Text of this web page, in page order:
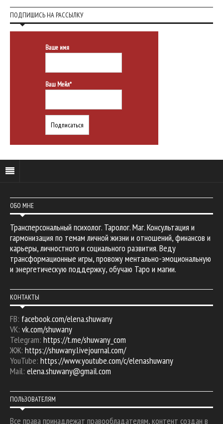
ПОДПИШИСЬ НА РАССЫЛКУ
Ваше имя
Ваш Мейл*
ОБО МНЕ
Трансперсональный психолог. Таролог. Маг. Консультация и
гармонизация по темам личной жизни и отношений, финансов и
карьеры, личностного и социального развития. Веду
трансформационные игры, провожу ментально-эмоциональную
и энергетическую поддержку, обучаю Таро и магии.
КОНТАКТЫ
FB: facebook.com/elena.shuwany
VK: vk.com/shuwany
Telegram: https://t.me/shuwany_com
ЖЖ: https://shuwany.livejournal.com/
YouTube: https://www.youtube.com/c/elenashuwany
Mail: elena.shuwany@gmail.com
ПОЛЬЗОВАТЕЛЯМ
Все права принадлежат правообладателям, контент создан в